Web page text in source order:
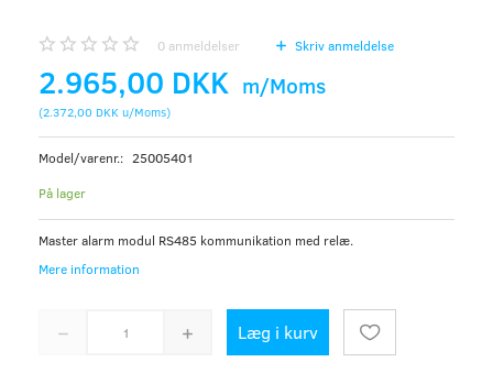
0 anmeldelser Skriv anmeldelse
2.965,00 DKK m/Moms
(2.372,00 DKK u/Moms)
Model/varenr.: 25005401
På lager
Master alarm modul RS485 kommunikation med relæ.
Mere information
Læg i kurv